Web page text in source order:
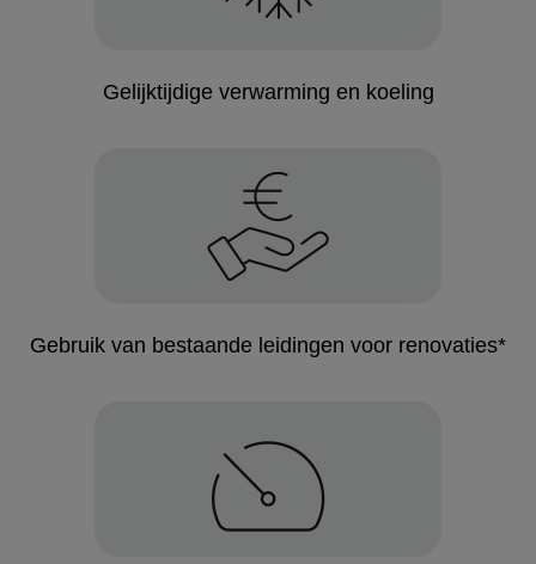
Gelijktijdige verwarming en koeling
Gebruik van bestaande leidingen voor renovaties*